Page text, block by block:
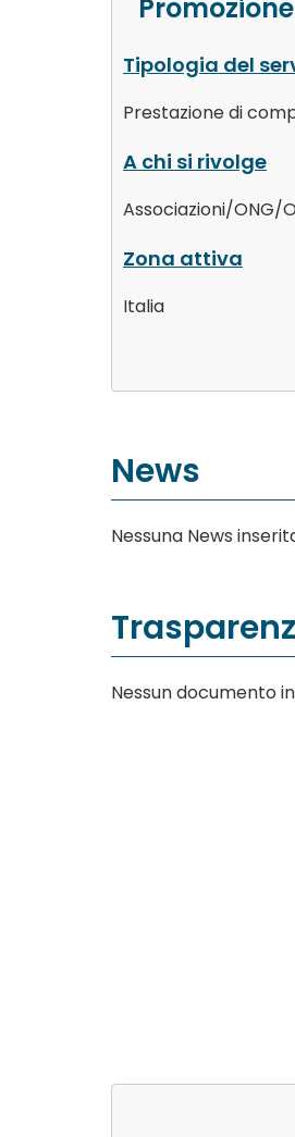
Tipologia del
Prestazione di
A chi si rivolge
Associazioni/ONG/
Zona attiva
Italia
News
Nessuna News
Nessun documento